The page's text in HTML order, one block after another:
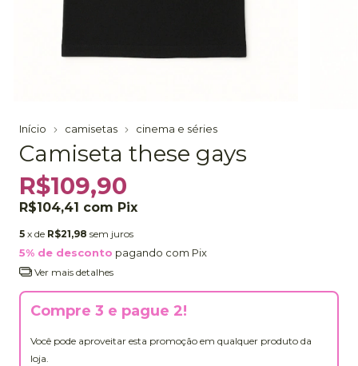
Início camisetas cinema e séries
Camiseta these gays
R$109,90
R$104,41 com Pix
5 x de R$21,98 sem juros
5% de desconto pagando com Pix
Ver mais detalhes
Compre 3 e pague 2!
Você pode aproveitar esta promoção em qualquer produto da
loja.